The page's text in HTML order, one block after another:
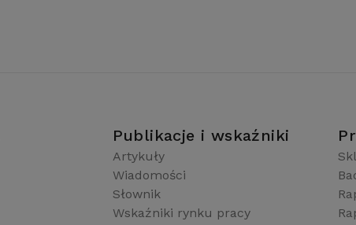
Publikacje i wskaźniki
Artykuły
Wiadomości
Słownik
Wskaźniki rynku pracy